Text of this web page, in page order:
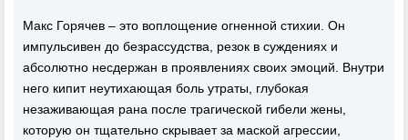
Макс Горячев – это воплощение огненной стихии. Он
импульсивен до безрассудства, резок в суждениях и
абсолютно несдержан в проявлениях своих эмоций. Внутри
него кипит неутихающая боль утраты, глубокая
незаживающая рана после трагической гибели жены,
которую он тщательно скрывает за маской агрессии,